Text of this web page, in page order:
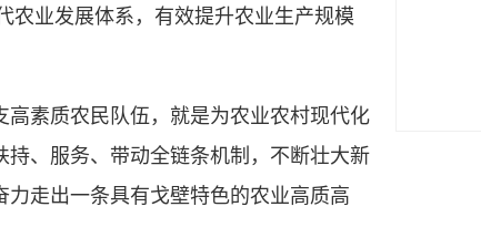
农业发展体系，有效提升农业生产规模
素质农民队伍，就是为农业农村现代化
、服务、带动全链条机制，不断壮大新
走出一条具有戈壁特色的农业高质高